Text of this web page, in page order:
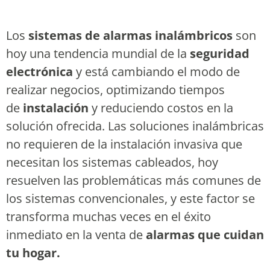
Los sistemas de alarmas inalámbricos son
hoy una tendencia mundial de la seguridad
electrónica y está cambiando el modo de
realizar negocios, optimizando tiempos
de instalación y reduciendo costos en la
solución ofrecida. Las soluciones inalámbricas
no requieren de la instalación invasiva que
necesitan los sistemas cableados, hoy
resuelven las problemáticas más comunes de
los sistemas convencionales, y este factor se
transforma muchas veces en el éxito
inmediato en la venta dealarmas que cuidan
tu hogar.